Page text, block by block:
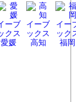
愛媛 高知 福岡